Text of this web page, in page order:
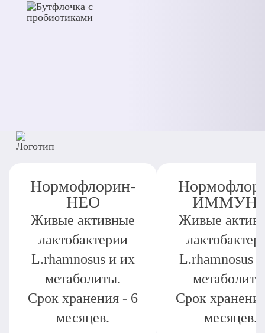
Нормофлорин-
НЕО
Живые активные
лактобактерии
L.rhamnosus и их
метаболиты.
Срок хранения - 6
месяцев.
Живые
L.rhamnosus
Срок
месяцев.